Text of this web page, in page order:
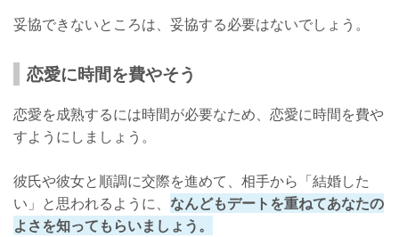
妥協できないところは、妥協する必要はないでしょう。
恋愛に時間を費やそう
恋愛を成熟するには時間が必要なため、恋愛に時間を費や
すようにしましょう。
彼氏や彼女と順調に交際を進めて、相手から「結婚した
い」と思われるように、 なんどもデートを重ねてあなたの
よさを知ってもらいましょう。